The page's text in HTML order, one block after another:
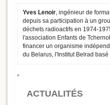
Yves Lenoir, ingénieur de
depuis sa participation à un
déchets radioactifs en 1974-
l'association Enfants de
financer un organisme
du Belarus, l'Institut Belrad basé
ACTUALITÉS